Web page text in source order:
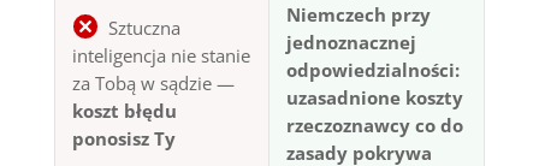
Sztuczna
inteligencja nie stanie
za Tobą w sądzie —
koszt błędu
ponosisz Ty
Niemczech przy
jednoznacznej
odpowiedzialności:
uzasadnione koszty
rzeczoznawcy co do
zasady pokrywa